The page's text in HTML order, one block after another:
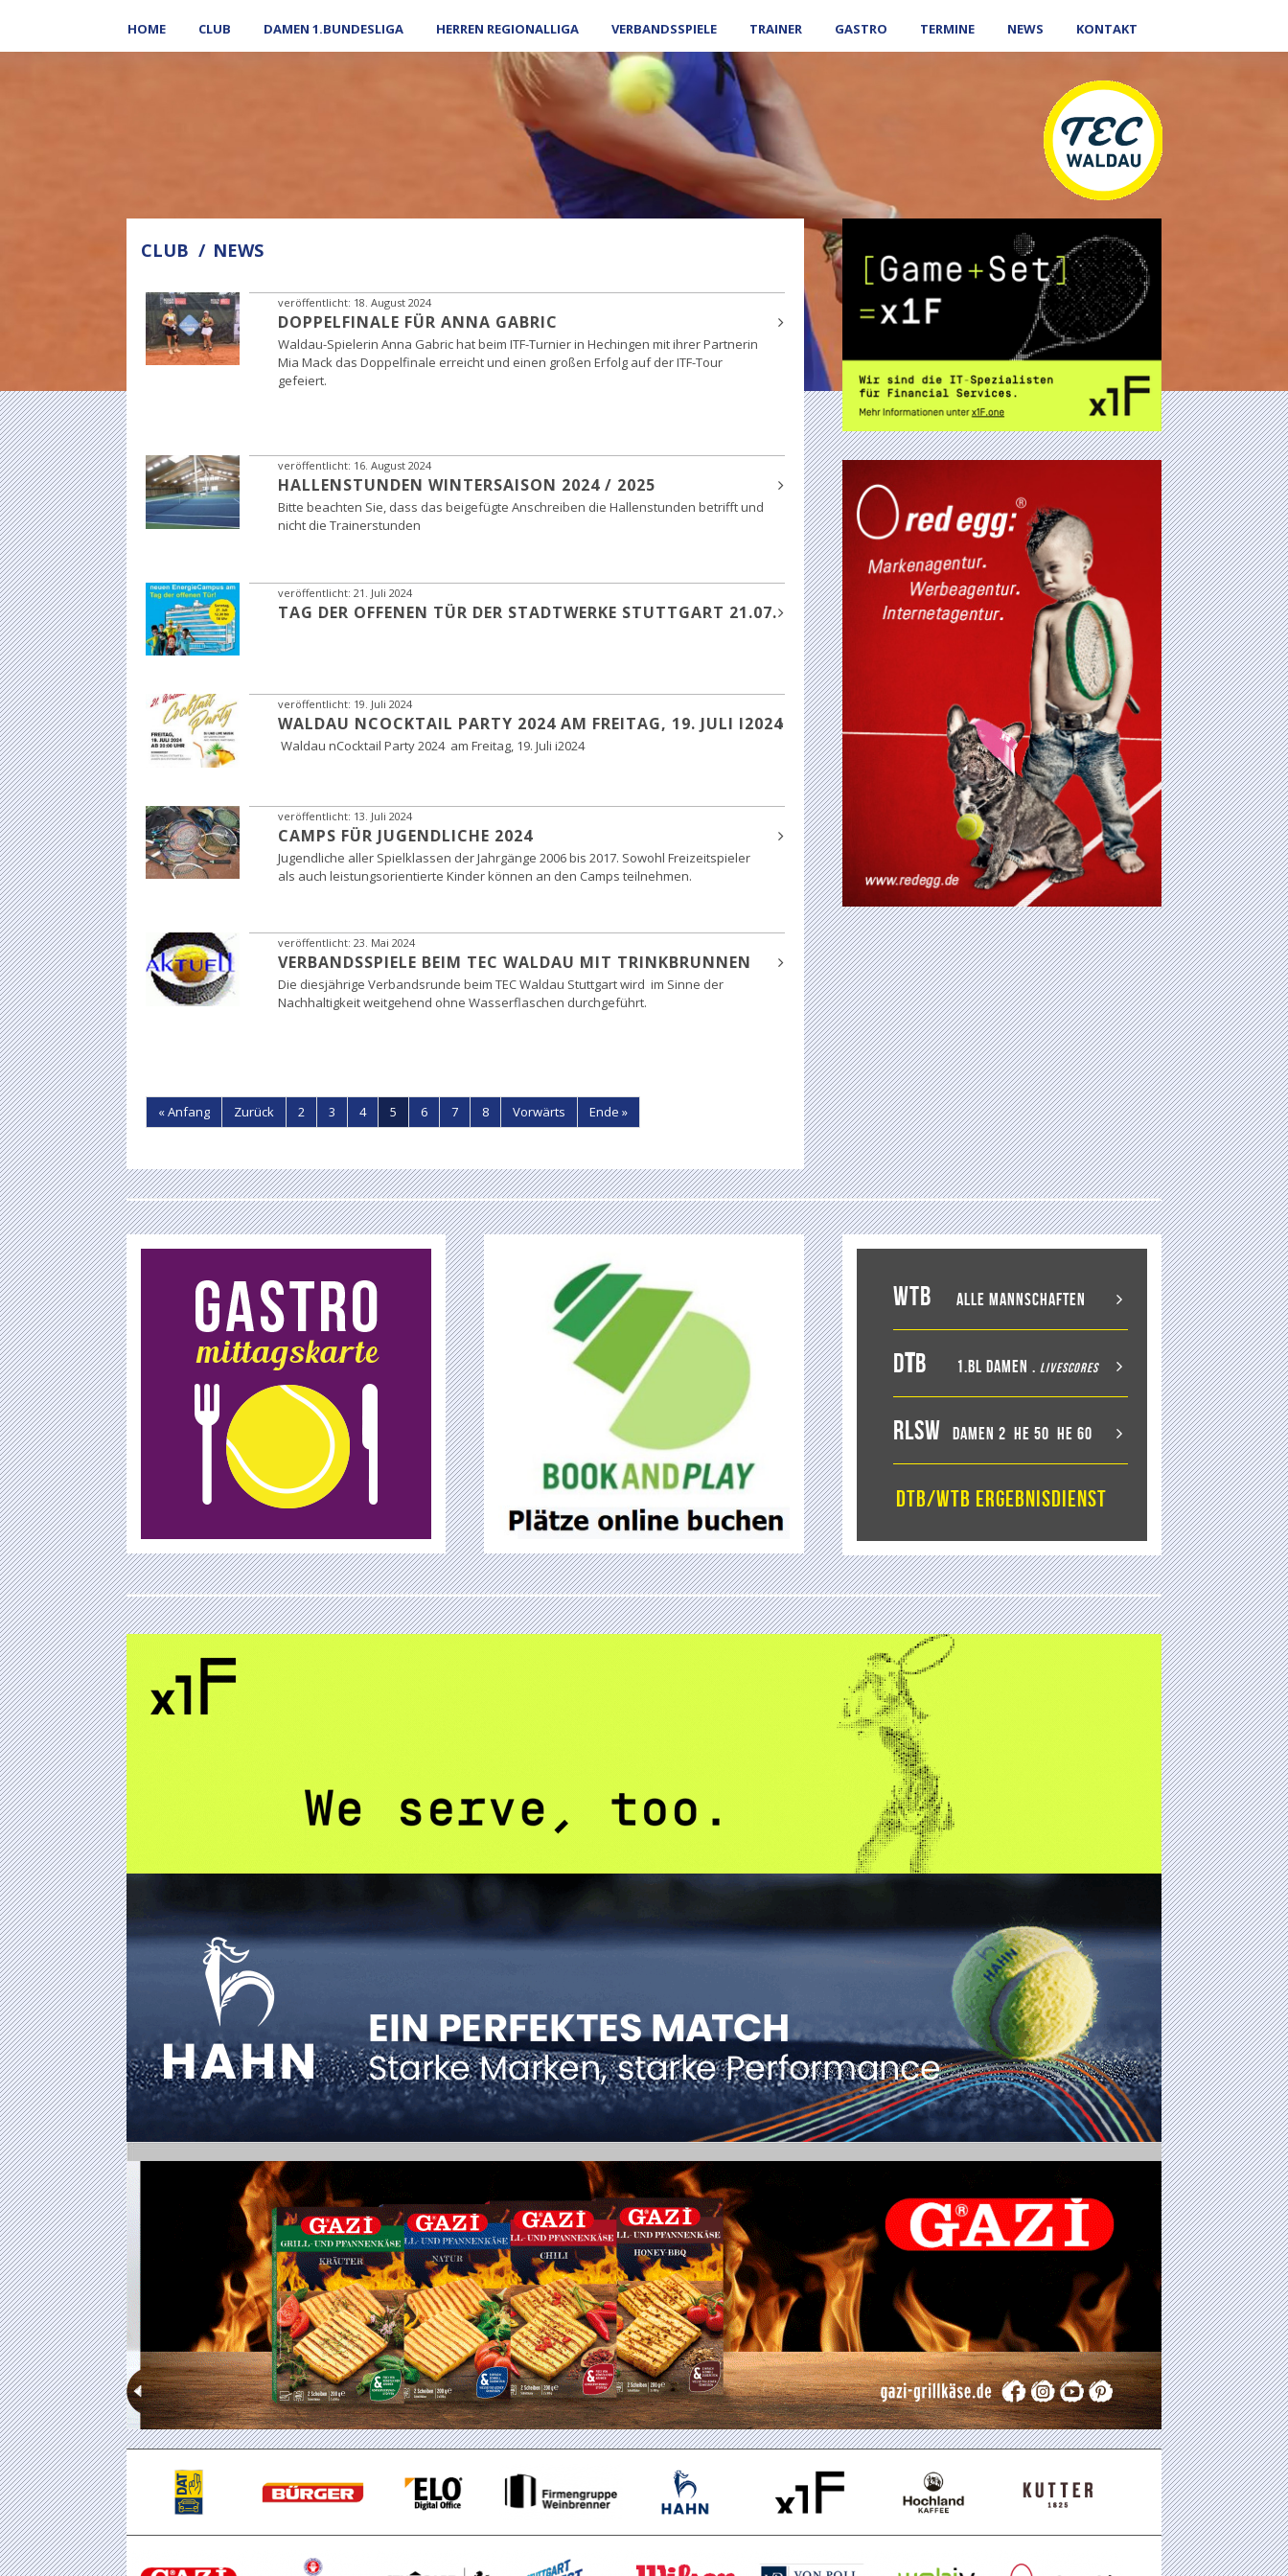
HOME CLUB DAMEN 1.BUNDESLIGA HERREN REGIONALLIGA VERBANDSSPIELE TRAINER GASTRO TERMINE NEWS KONTAKT
CLUB NEWS
veröffentlicht: 18. August 2024
DOPPELFINALE FÜR ANNA GABRIC
Waldau-Spielerin Anna Gabric hat beim ITF-Turnier in Hechingen mit ihrer Partnerin
Mia Mack das Doppelfinale erreicht und einen großen Erfolg auf der ITF-Tour
gefeiert.
veröffentlicht: 16. August 2024
HALLENSTUNDEN WINTERSAISON 2024 / 2025
Bitte beachten Sie, dass das beigefügte Anschreiben die Hallenstunden betrifft und
nicht die Trainerstunden
veröffentlicht: 21. Juli 2024
TAG DER OFFENEN TÜR DER STADTWERKE STUTTGART 21.07.
veröffentlicht: 19. Juli 2024
WALDAU NCOCKTAIL PARTY 2024 AM FREITAG, 19. JULI I2024
Waldau nCocktail Party 2024 am Freitag, 19. Juli i2024
veröffentlicht: 13. Juli 2024
CAMPS FÜR JUGENDLICHE 2024
Jugendliche aller Spielklassen der Jahrgänge 2006 bis 2017. Sowohl Freizeitspieler
als auch leistungsorientierte Kinder können an den Camps teilnehmen.
veröffentlicht: 23. Mai 2024
VERBANDSSPIELE BEIM TEC WALDAU MIT TRINKBRUNNEN
Die diesjährige Verbandsrunde beim TEC Waldau Stuttgart wird im Sinne der
Nachhaltigkeit weitgehend ohne Wasserflaschen durchgeführt.
« Anfang Zurück 2 3 4 5 6 7 8 Vorwärts Ende »
WTB Alle Mannschaften
DTB 1.BL Damen . LiveScores
RLSW Damen 2 He 50 He 60
DTB/WTB Ergebnisdienst